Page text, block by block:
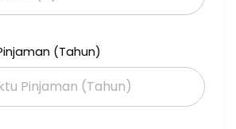
(Tahun)